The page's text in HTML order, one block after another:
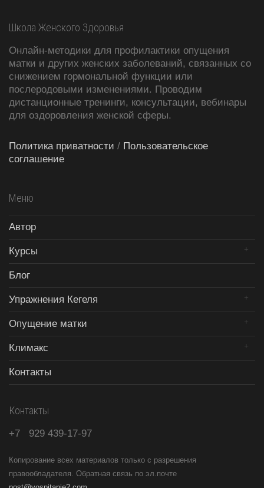
Школа Женского Здоровья
Онлайн-методики для профилактики опущения
матки и других женских заболеваний, связанных со
снижением гормональной функции или
послеродовыми изменениями. Проводим
дистанционные тренинги, консультации, вебинары
для оздоровления женской сферы.
Политика приватности / Пользовательское
соглашение
Меню
Автор
Курсы
Блог
Упражнения Кегеля
Опущение матки
Климакс
Контакты
Контакты
+7 929 439-17-97
Копирование всех материалов только с разрешения
правообладателя. Обратная связь по эл.почте